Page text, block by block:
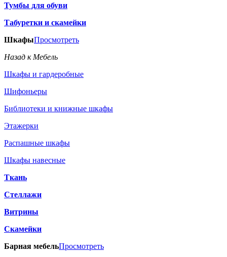
Тумбы для обуви
Табуретки и скамейки
ШкафыПросмотреть
Назад к Мебель
Шкафы и гардеробные
Шифоньеры
Библиотеки и книжные шкафы
Этажерки
Распашные шкафы
Шкафы навесные
Ткань
Стеллажи
Витрины
Скамейки
Барная мебельПросмотреть